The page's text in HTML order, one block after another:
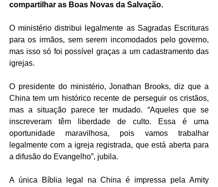
compartilhar as Boas Novas da Salvação.
O ministério distribui legalmente as Sagradas Escrituras
para os irmãos, sem serem incomodados pelo governo,
mas isso só foi possível graças a um cadastramento das
igrejas.
O presidente do ministério, Jonathan Brooks, diz que a
China tem um histórico recente de perseguir os cristãos,
mas a situação parece ter mudado. “Aqueles que se
inscreveram têm liberdade de culto. Essa é uma
oportunidade maravilhosa, pois vamos trabalhar
legalmente com a igreja registrada, que está aberta para
a difusão do Evangelho”, jubila.
A única Bíblia legal na China é impressa pela Amity